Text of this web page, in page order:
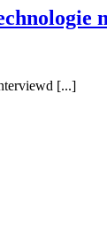
[...]